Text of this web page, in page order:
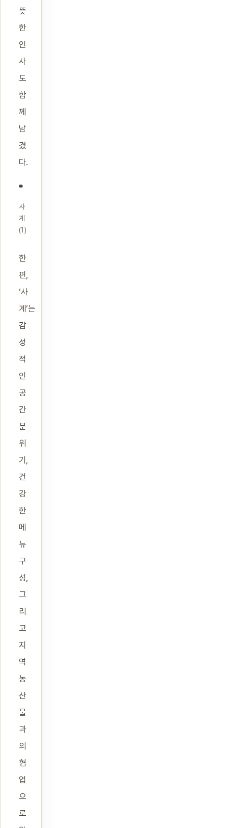
뜻
한
인
사
도
함
께
남
겼
다.
사
계
(1)
한
편,
‘사
계’는
감
성
적
인
공
간
분
위
기,
건
강
한
메
뉴
구
성,
그
리
고
지
역
농
산
물
과
의
협
업
으
로